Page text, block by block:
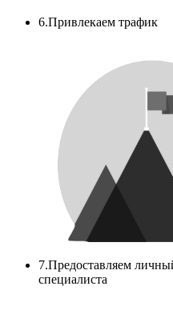
6.Привлекаем трафик
7.Предоставляем
специалиста